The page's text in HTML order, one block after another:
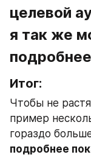
целевой
я так же
Итог:
Чтобы не
пример
гораздо
подробнее